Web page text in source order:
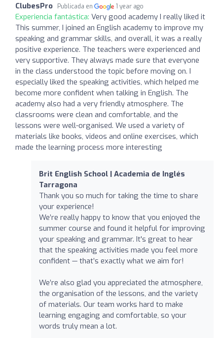
ClubesPro Publicada en 1 year ago
Experiencia fantástica: Very good academy I really liked it
This summer, I joined an English academy to improve my
speaking and grammar skills, and overall, it was a really
positive experience. The teachers were experienced and
very supportive. They always made sure that everyone
in the class understood the topic before moving on. I
especially liked the speaking activities, which helped me
become more confident when talking in English. The
academy also had a very friendly atmosphere. The
classrooms were clean and comfortable, and the
lessons were well-organised. We used a variety of
materials like books, videos and online exercises, which
made the learning process more interesting
Brit English School | Academia de Inglés
Tarragona
Thank you so much for taking the time to share
your experience!
We’re really happy to know that you enjoyed the
summer course and found it helpful for improving
your speaking and grammar. It's great to hear
that the speaking activities made you feel more
confident — that’s exactly what we aim for!
We’re also glad you appreciated the atmosphere,
the organisation of the lessons, and the variety
of materials. Our team works hard to make
learning engaging and comfortable, so your
words truly mean a lot.